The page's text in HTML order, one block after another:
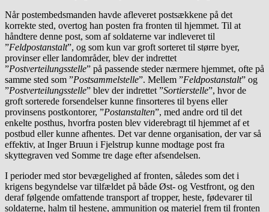
Når postembedsmanden havde afleveret postsækkene på det
korrekte sted, overtog han posten fra fronten til hjemmet. Til at
håndtere denne post, som af soldaterne var indleveret til
”Feldpostanstalt”, og som kun var groft sorteret til større byer,
provinser eller landområder, blev der indrettet
”Postverteilungsstelle” på passende steder nærmere hjemmet, ofte på
samme sted som ”Postsammelstelle”. Mellem ”Feldpostanstalt” og
”Postverteilungsstelle” blev der indrettet ”Sortierstelle”, hvor de
groft sorterede forsendelser kunne finsorteres til byens eller
provinsens postkontorer, ”Postanstalten”, med andre ord til det
enkelte posthus, hvorfra posten blev viderebragt til hjemmet af et
postbud eller kunne afhentes. Det var denne organisation, der var så
effektiv, at Inger Bruun i Fjelstrup kunne modtage post fra
skyttegraven ved Somme tre dage efter afsendelsen.
I perioder med stor bevægelighed af fronten, således som det i
krigens begyndelse var tilfældet på både Øst- og Vestfront, og den
deraf følgende omfattende transport af tropper, heste, fødevarer til
soldaterne, halm til hestene, ammunition og materiel frem til fronten